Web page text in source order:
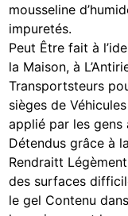
mousseline
impuretés.
Peut Être fait à
la Maison, à
Transportsteurs
sièges de
applié par les gens
Détendus grâce à
Rendraitt
des surfaces
le gel Contenu